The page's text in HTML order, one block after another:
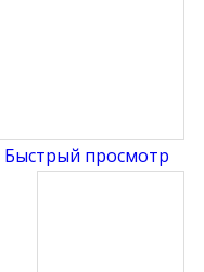
Быстрый просмотр